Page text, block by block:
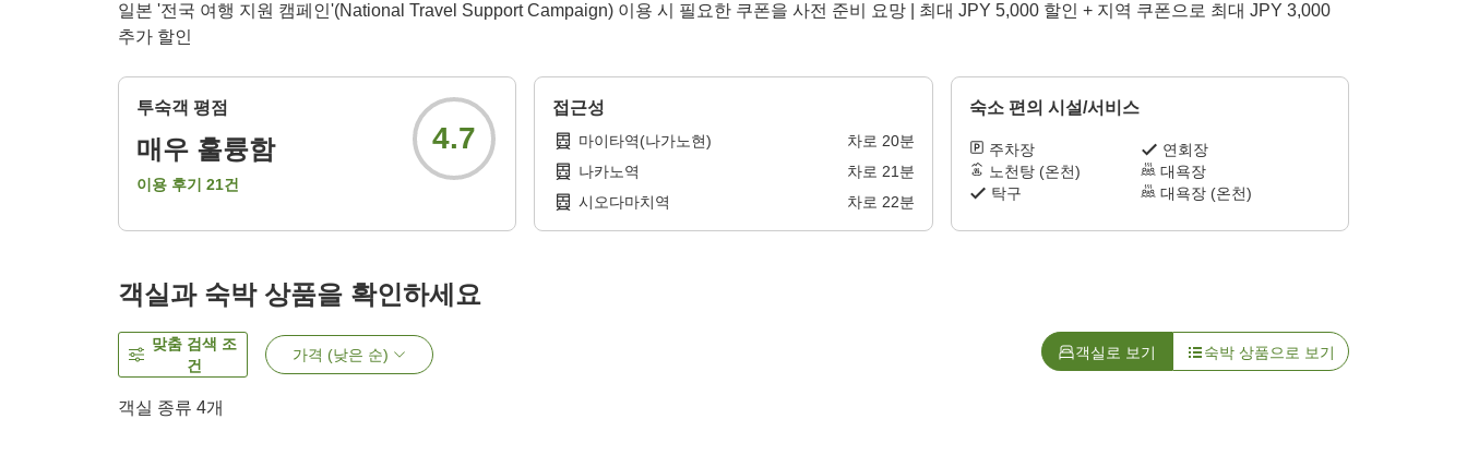
일본 '전국 여행 지원 캠페인'(National Travel Support Campaign) 이용 시 필요한 쿠폰을 사전 준비 요망 | 최대 JPY 5,000 할인 + 지역 쿠폰으로 최대 JPY 3,000
추가 할인
투숙객 평점
매우 훌륭함
이용 후기 21건
4.7
접근성
마이타역(나가노현) 차로 20분
나카노역
차로 21분
시오다마치역
차로 22분
숙소 편의 시설/서비스
주차장
연회장
노천탕 (온천)
대욕장
탁구
대욕장 (온천)
객실과 숙박 상품을 확인하세요
맞춤 검색 조
건
가격 (낮은 순) 객실로 보기 숙박 상품으로 보기
객실 종류 4개